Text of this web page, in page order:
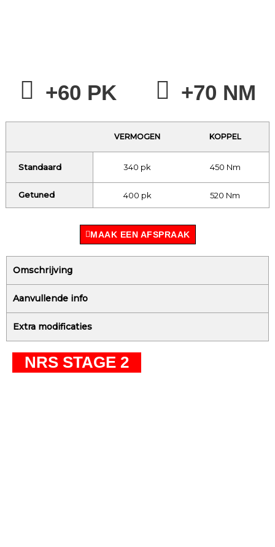
+60 PK +70 NM
VERMOGEN KOPPEL
Standaard 340 pk 450 Nm
Getuned 400 pk 520 Nm
MAAK EEN AFSPRAAK
Omschrijving
Aanvullende info
Extra modificaties
NRS STAGE 2